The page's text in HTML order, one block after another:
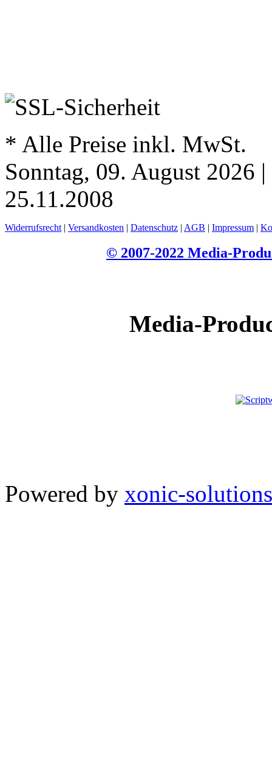
* Alle Preise inkl. MwSt.
Sonntag, 09. August 2026
25.11.2008
Widerrufsrecht | Versandkosten | Datenschutz | AGB | Impressum |
© 2007-2022 Media-
Media-
Powered by xonic-